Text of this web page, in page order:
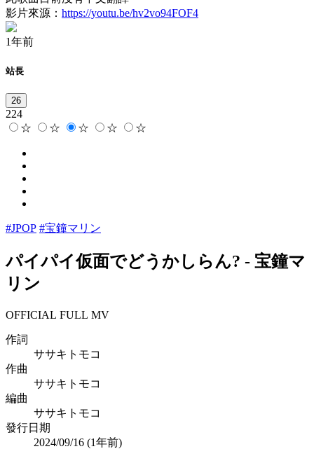
影片來源： https://youtu.be/hv2vo94FOF4
1年前
站長
26
224
☆
☆ ☆ ☆ ☆
#JPOP #宝鐘マリン
パイパイ仮面でどうかしらん? - 宝鐘マ
リン
OFFICIAL FULL MV
作詞
ササキトモコ
作曲
ササキトモコ
編曲
ササキトモコ
發行日期
2024/09/16 (1年前)